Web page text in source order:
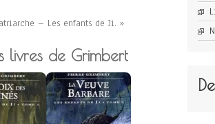
– Les enfants de Ji. »
livres de Grimbert